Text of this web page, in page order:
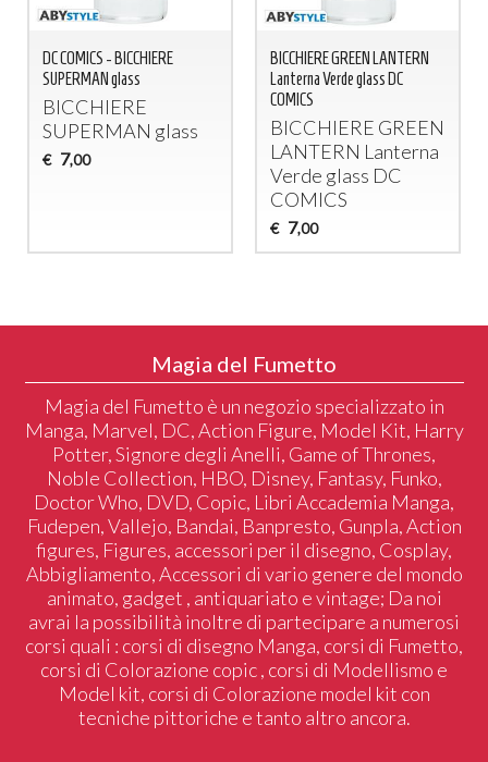
DC COMICS - BICCHIERE
SUPERMAN glass
BICCHIERE
SUPERMAN glass
€ 7,00
BICCHIERE GREEN LANTERN
Lanterna Verde glass DC
COMICS
BICCHIERE GREEN
LANTERN Lanterna
Verde glass DC
COMICS
€ 7,00
Magia del Fumetto
Magia del Fumetto è un negozio specializzato in
Manga, Marvel, DC, Action Figure, Model Kit, Harry
Potter, Signore degli Anelli, Game of Thrones,
Noble Collection, HBO, Disney, Fantasy, Funko,
Doctor Who, DVD, Copic, Libri Accademia Manga,
Fudepen, Vallejo, Bandai, Banpresto, Gunpla, Action
figures, Figures, accessori per il disegno, Cosplay,
Abbigliamento, Accessori di vario genere del mondo
animato, gadget , antiquariato e vintage; Da noi
avrai la possibilità inoltre di partecipare a numerosi
corsi quali : corsi di disegno Manga, corsi di Fumetto,
corsi di Colorazione copic , corsi di Modellismo e
Model kit, corsi di Colorazione model kit con
tecniche pittoriche e tanto altro ancora.